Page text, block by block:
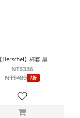
【Herschel】杯套-黑
NT$336
NT$480 7折